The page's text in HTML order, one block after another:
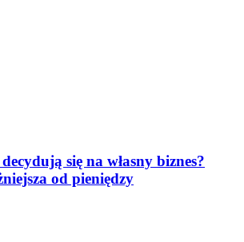
się na własny biznes?
od pieniędzy